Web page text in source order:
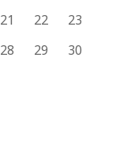
21 22
23
28 29
30